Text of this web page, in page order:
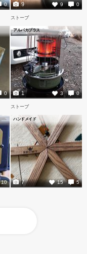
0 9 0
9
0
ストーブ
アルパカプラス
3 0
1
10
ストーブ
ハンドメイド
15 5
7